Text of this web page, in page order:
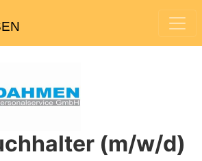
(m/w/d)